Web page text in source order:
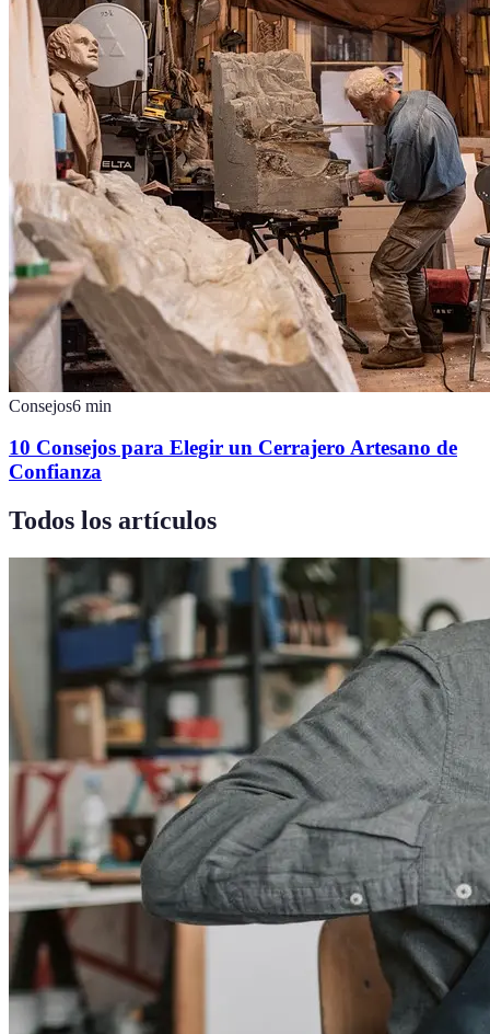
Consejos6 min
10 Consejos para Elegir un Cerrajero Artesano de
Confianza
Todos los artículos